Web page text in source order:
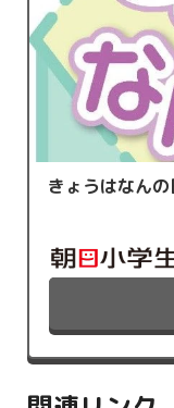
きょうはなん